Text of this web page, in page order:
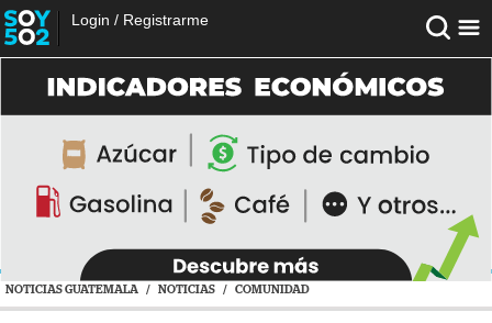
Login / Registrarme
NOTICIAS GUATEMALA / NOTICIAS / COMUNIDAD